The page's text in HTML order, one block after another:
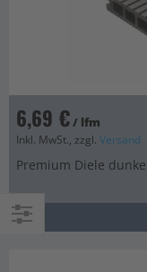
6,69 €/ lfm
Inkl. MwSt., zzgl. Versand
Premium Diele